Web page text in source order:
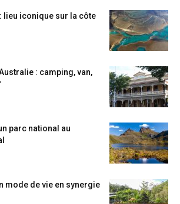
lieu iconique sur la côte
: camping, van,
parc national au
mode de vie en synergie